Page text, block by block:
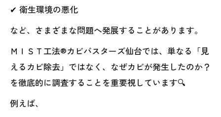
✔ 衛生環境の悪化
など、さまざまな問題へ発展することがあります。
ＭＩＳＴ工法®カビバスターズ仙台では、単なる「見
えるカビ除去」ではなく、なぜカビが発生したのか？
を徹底的に調査することを重要視しています🔍
例えば、